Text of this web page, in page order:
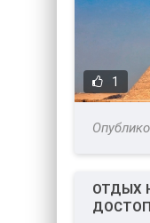
1
ОТДЫХ